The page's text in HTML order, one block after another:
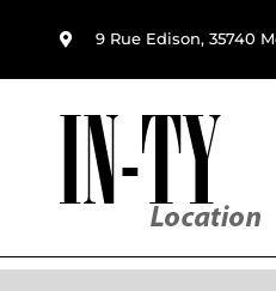
9 Rue Edison, 35740